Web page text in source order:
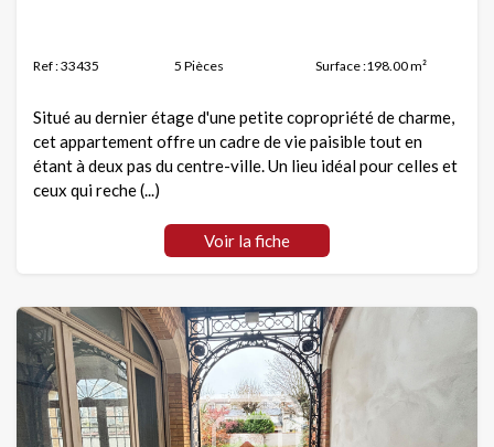
Ref : 33435 5 Pièces Surface :198.00 m²
Situé au dernier étage d'une petite copropriété de charme,
cet appartement offre un cadre de vie paisible tout en
étant à deux pas du centre-ville. Un lieu idéal pour celles et
ceux qui reche (...)
Voir la fiche